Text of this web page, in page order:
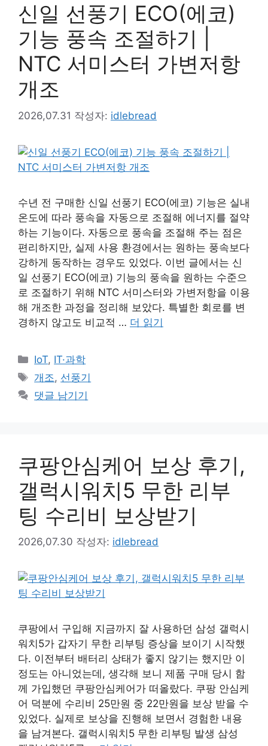
신일 선풍기 ECO(에코)
기능 풍속 조절하기 |
NTC 서미스터 가변저항
개조
2026,07.31 작성자: idlebread
수년 전 구매한 신일 선풍기 ECO(에코) 기능은 실내
온도에 따라 풍속을 자동으로 조절해 에너지를 절약
하는 기능이다. 자동으로 풍속을 조절해 주는 점은
편리하지만, 실제 사용 환경에서는 원하는 풍속보다
강하게 동작하는 경우도 있었다. 이번 글에서는 신
일 선풍기 ECO(에코) 기능의 풍속을 원하는 수준으
로 조절하기 위해 NTC 서미스터와 가변저항을 이용
해 개조한 과정을 정리해 보았다. 특별한 회로를 변
경하지 않고도 비교적 … 더 읽기
카
테
고
리
IoT, IT·과학
태
그
개조, 선풍기
댓글 남기기
쿠팡안심케어 보상 후기,
갤럭시워치5 무한 리부
팅 수리비 보상받기
2026,07.30 작성자: idlebread
쿠팡에서 구입해 지금까지 잘 사용하던 삼성 갤럭시
워치5가 갑자기 무한 리부팅 증상을 보이기 시작했
다. 이전부터 배터리 상태가 좋지 않기는 했지만 이
정도는 아니었는데, 생각해 보니 제품 구매 당시 함
께 가입했던 쿠팡안심케어가 떠올랐다. 쿠팡 안심케
어 덕분에 수리비 25만원 중 22만원을 보상 받을 수
있었다. 실제로 보상을 진행해 보면서 경험한 내용
을 남겨본다. 갤럭시워치5 무한 리부팅 발생 삼성